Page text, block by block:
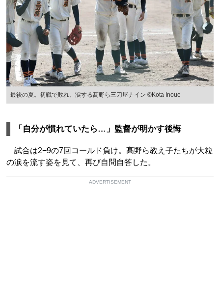
最後の夏。初戦で敗れ、涙する髙野ら三刀屋ナイン ©Kota Inoue
「自分が慣れていたら…」監督が明かす後悔
試合は2−9の7回コールド負け。髙野ら教え子たちが大粒
の涙を流す姿を見て、再び自問自答した。
ADVERTISEMENT